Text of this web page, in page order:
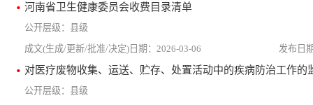
河南省卫生健康委员会收费目录清单
县级
2026-03-06
县级